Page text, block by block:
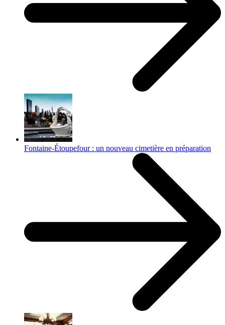
Fontaine-Étoupefour : un nouveau cimetière en préparation